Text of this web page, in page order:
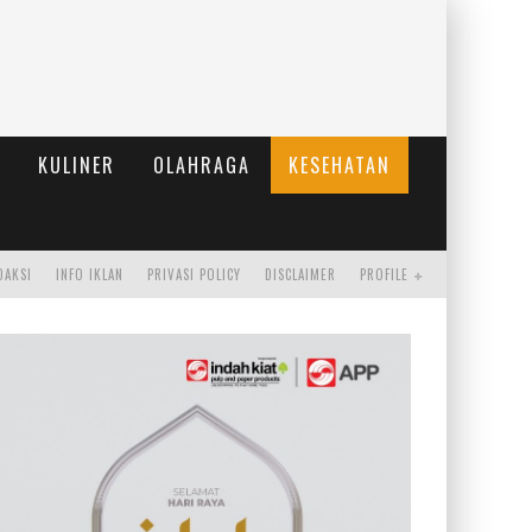
KULINER OLAHRAGA
KESEHATAN
PROFILE
DISCLAIMER
PRIVASI POLICY
INFO IKLAN